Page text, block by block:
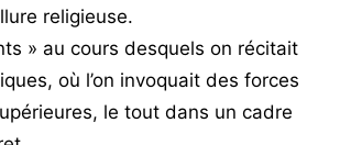
religieuse.
» au cours desquels on récitait
où l’on invoquait des forces
le tout dans un cadre